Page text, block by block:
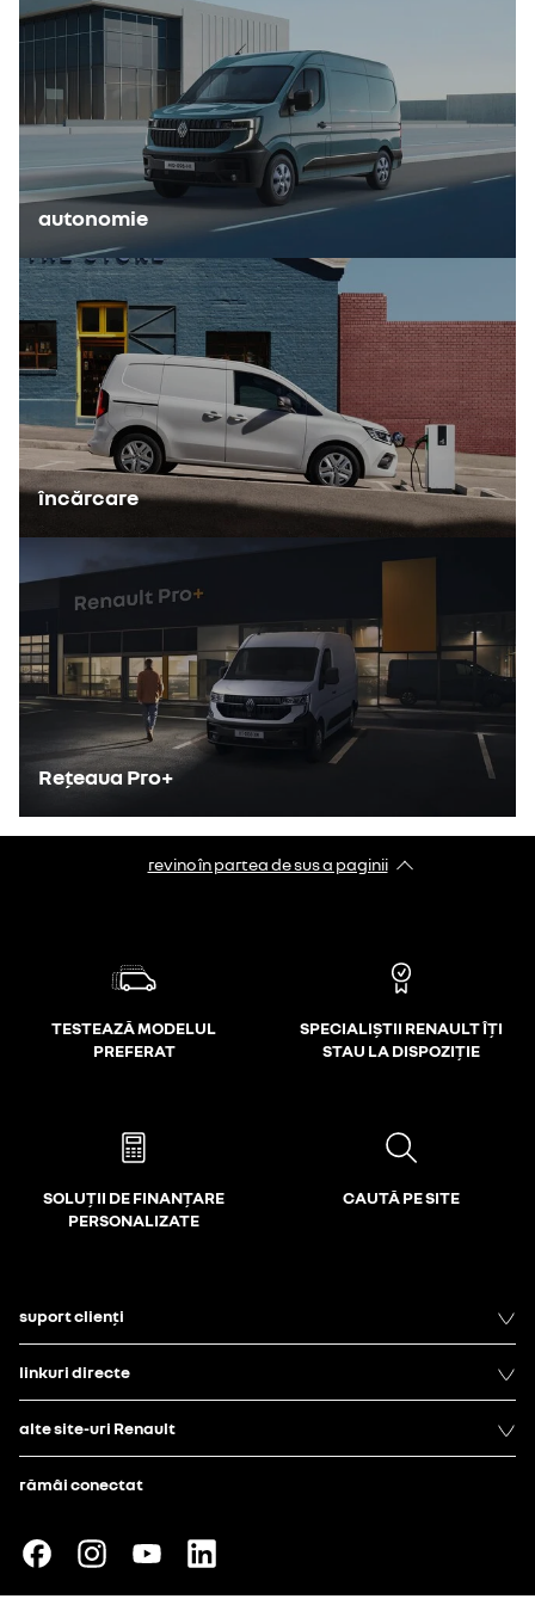
autonomie
încărcare
Rețeaua Pro+
revino în partea de sus a paginii
TESTEAZĂ MODELUL
PREFERAT
SPECIALIȘTII RENAULT ÎȚI
STAU LA DISPOZIȚIE
SOLUȚII DE FINANȚARE
PERSONALIZATE
CAUTĂ PE SITE
suport clienți
linkuri directe
alte site-uri Renault
rămâi conectat